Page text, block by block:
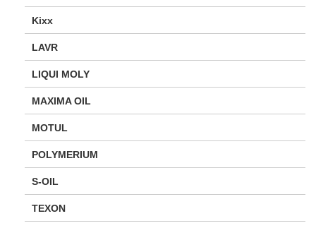
Kixx
LAVR
LIQUI MOLY
MAXIMA OIL
MOTUL
POLYMERIUM
S-OIL
TEXON